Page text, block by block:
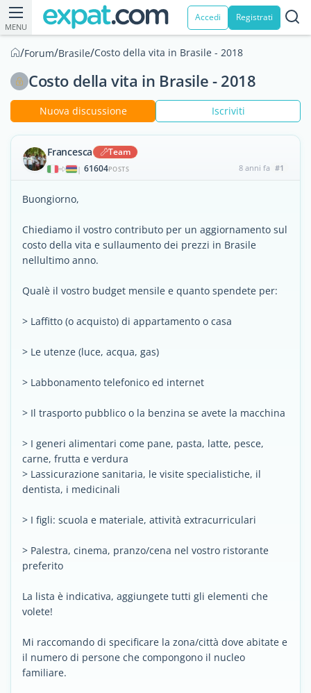
MENU
Accedi Registrati
/Forum/Brasile/Costo della vita in Brasile - 2018
Costo della vita in Brasile - 2018
Nuova discussione Iscriviti
Francesca Team
| 61604POSTS 8 anni fa #1
Buongiorno,
Chiediamo il vostro contributo per un aggiornamento sul
costo della vita e sullaumento dei prezzi in Brasile
nellultimo anno.
Qualè il vostro budget mensile e quanto spendete per:
> Laffitto (o acquisto) di appartamento o casa
> Le utenze (luce, acqua, gas)
> Labbonamento telefonico ed internet
> Il trasporto pubblico o la benzina se avete la macchina
> I generi alimentari come pane, pasta, latte, pesce,
carne, frutta e verdura
> Lassicurazione sanitaria, le visite specialistiche, il
dentista, i medicinali
> I figli: scuola e materiale, attività extracurriculari
> Palestra, cinema, pranzo/cena nel vostro ristorante
preferito
La lista è indicativa, aggiungete tutti gli elementi che
volete!
Mi raccomando di specificare la zona/città dove abitate e
il numero di persone che compongono il nucleo
familiare.